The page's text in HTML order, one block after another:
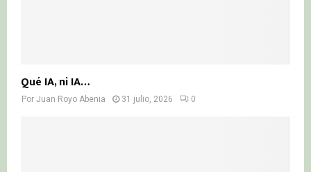
Qué IA, ni IA…
Por Juan Royo Abenia 31 julio, 2026 0